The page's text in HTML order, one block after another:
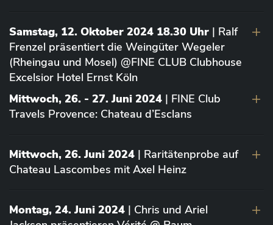
Samstag, 12. Oktober 2024 18.30 Uhr | Ralf
Frenzel präsentiert die Weingüter Wegeler
(Rheingau und Mosel) @FINE CLUB Clubhouse
Excelsior Hotel Ernst Köln
Mittwoch, 26. - 27. Juni 2024 | FINE Club
Travels Provence: Chateau d’Esclans
Mittwoch, 26. Juni 2024 | Raritätenprobe auf
Chateau Lascombes mit Axel Heinz
Montag, 24. Juni 2024 | Chris und Ariel